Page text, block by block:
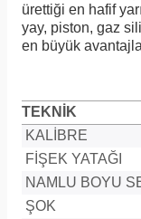
ürettiği en hafif
yay, piston, gaz
en büyük
TEKNİK
KALİBRE
FİŞEK YATAĞI
NAMLU BOYU
ŞOK